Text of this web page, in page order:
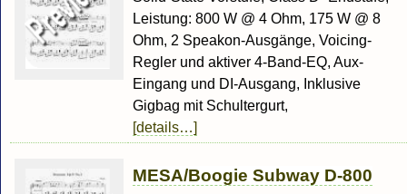
Leistung: 800 W @ 4 Ohm, 175 W @ 8
Ohm, 2 Speakon-Ausgänge, Voicing-
Regler und aktiver 4-Band-EQ, Aux-
Eingang und DI-Ausgang, Inklusive
Gigbag mit Schultergurt,
[details…]
MESA/Boogie Subway D-800